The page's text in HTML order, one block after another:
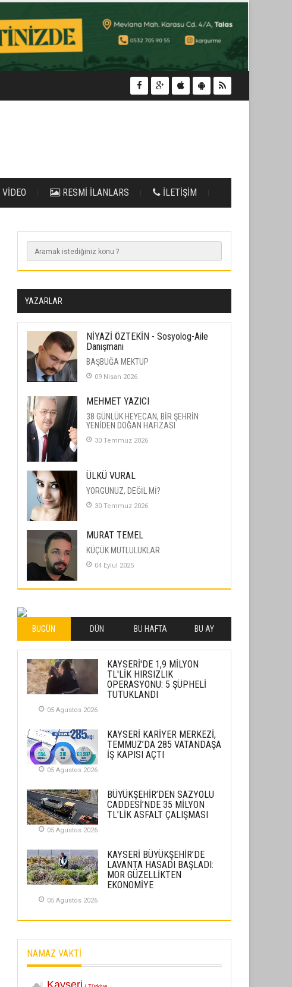
VİDEO RESMİ İLANLARS İLETİŞİM
YAZARLAR
NİYAZİ ÖZTEKİN - Sosyolog-Aile
Danışmanı
BAŞBUĞA MEKTUP
09 Nisan 2026
MEHMET YAZICI
38 GÜNLÜK HEYECAN, BİR ŞEHRİN
YENİDEN DOĞAN HAFIZASI
30 Temmuz 2026
ÜLKÜ VURAL
YORGUNUZ, DEĞİL Mİ?
30 Temmuz 2026
MURAT TEMEL
KÜÇÜK MUTLULUKLAR
04 Eylul 2025
26 Subat 2026
METİN ERTEM
YENİ HİCRİ YIL VE ÜLKEMİZDE
YAŞANANLAR!
21 Haziran 2026
KENDİNE UYANMAK
30 Temmuz 2026
İlgi Alanlarımız ve Biz
02 Ekim 2025
Kayserispor, Rizespor’la Nihayet 3
puana Ulaştı
01 Mayis 2026
BUGÜN DÜN BU HAFTA BU AY
KAYSERİ'DE 1,9 MİLYON
TL'LİK HIRSIZLIK
OPERASYONU: 5 ŞÜPHELİ
TUTUKLANDI
05 Agustos 2026
KAYSERİ KARİYER MERKEZİ,
TEMMUZ’DA 285 VATANDAŞA
İŞ KAPISI AÇTI
05 Agustos 2026
BÜYÜKŞEHİR’DEN SAZYOLU
CADDESİ’NDE 35 MİLYON
TL’LİK ASFALT ÇALIŞMASI
05 Agustos 2026
KAYSERİ BÜYÜKŞEHİR’DE
LAVANTA HASADI BAŞLADI:
MOR GÜZELLİKTEN
EKONOMİYE
05 Agustos 2026
NAMAZ VAKTİ